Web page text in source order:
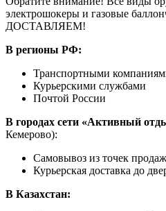
электрошокеры и газовые
ДОСТАВЛЯЕМ!
В регионы РФ:
Транспортными
Курьерскими службами
Почтой России
В городах сети «Активный
Кемерово):
Самовывоз из точек продаж
Курьерская доставка до
В Казахстан: